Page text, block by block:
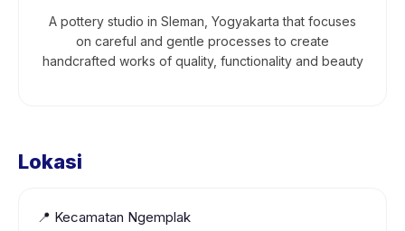
A pottery studio in Sleman, Yogyakarta that focuses
on careful and gentle processes to create
handcrafted works of quality, functionality and beauty
Lokasi
📍 Kecamatan Ngemplak